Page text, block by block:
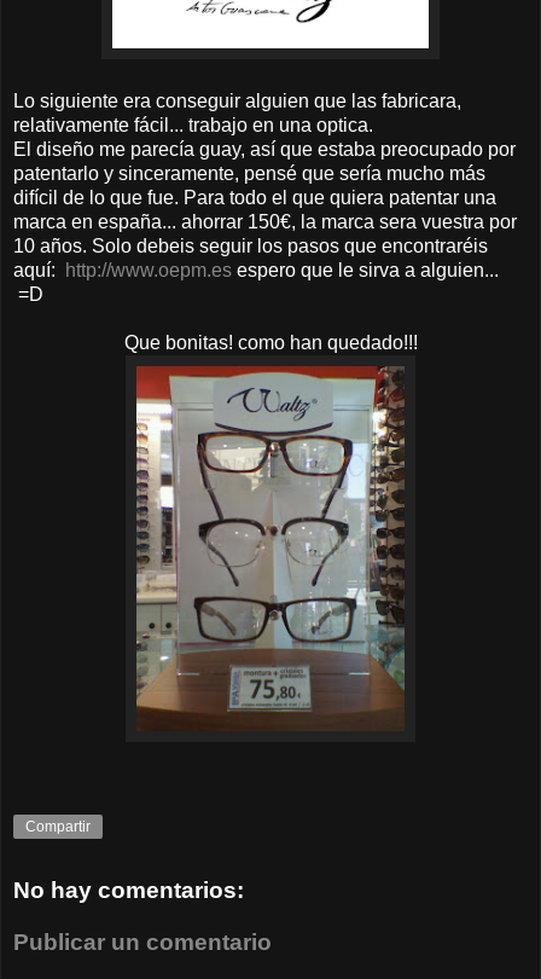
Lo siguiente era conseguir alguien que las fabricara,
relativamente fácil... trabajo en una optica.
El diseño me parecía guay, así que estaba preocupado por
patentarlo y sinceramente, pensé que sería mucho más
difícil de lo que fue. Para todo el que quiera patentar una
marca en españa... ahorrar 150€, la marca sera vuestra por
10 años. Solo debeis seguir los pasos que encontraréis
aquí:
http://www.oepm.es espero que le sirva a alguien...
=D
Que bonitas! como han quedado!!!
Compartir
No hay comentarios:
Publicar un comentario